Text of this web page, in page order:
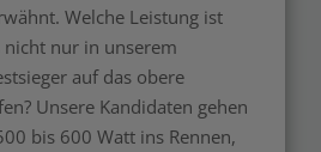
Welche Leistung ist
nur in unserem
auf das obere
Unsere Kandidaten gehen
bis 600 Watt ins Rennen,